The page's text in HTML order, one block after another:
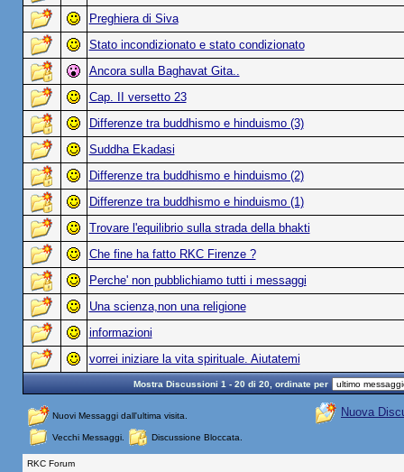
Preghiera di Siva
Stato incondizionato e stato condizionato
Ancora sulla Baghavat Gita..
Cap. II versetto 23
Differenze tra buddhismo e hinduismo (3)
Suddha Ekadasi
Differenze tra buddhismo e hinduismo (2)
Differenze tra buddhismo e hinduismo (1)
Trovare l'equilibrio sulla strada della bhakti
Che fine ha fatto RKC Firenze ?
Perche' non pubblichiamo tutti i messaggi
Una scienza,non una religione
informazioni
vorrei iniziare la vita spirituale. Aiutatemi
Mostra Discussioni 1 - 20 di 20, ordinate per
Nuovi Messaggi dall'ultima visita.
Vecchi Messaggi. Discussione Bloccata.
Nuova
RKC Forum